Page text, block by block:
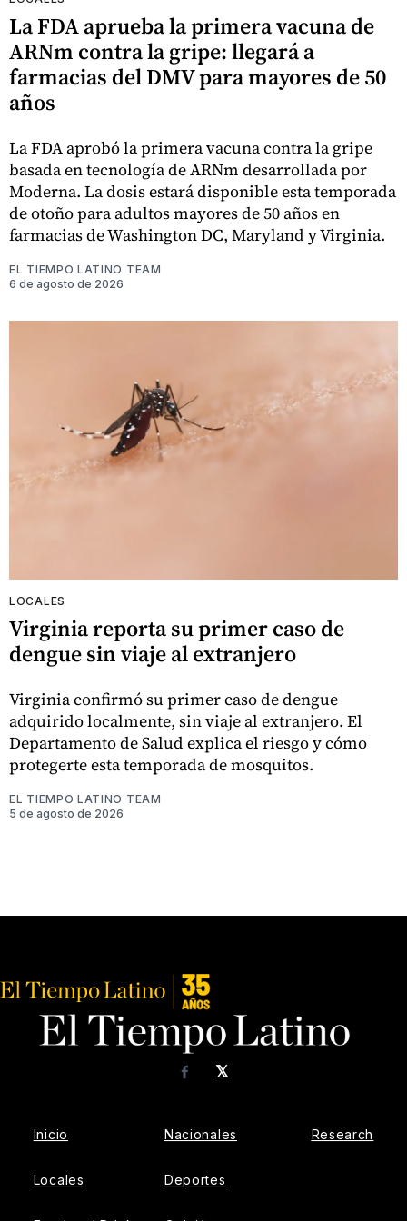
La FDA aprueba la primera vacuna de
ARNm contra la gripe: llegará a
farmacias del DMV para mayores de 50
años
La FDA aprobó la primera vacuna contra la gripe
basada en tecnología de ARNm desarrollada por
Moderna. La dosis estará disponible esta temporada
de otoño para adultos mayores de 50 años en
farmacias de Washington DC, Maryland y Virginia.
EL TIEMPO LATINO TEAM
6 de agosto de 2026
LOCALES
Virginia reporta su primer caso de
dengue sin viaje al extranjero
Virginia confirmó su primer caso de dengue
adquirido localmente, sin viaje al extranjero. El
Departamento de Salud explica el riesgo y cómo
protegerte esta temporada de mosquitos.
EL TIEMPO LATINO TEAM
5 de agosto de 2026
𝕏
Facebook
Inicio
Locales
Nacionales
Deportes
Research